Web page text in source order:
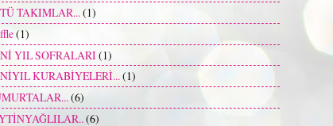
TAKIMLAR...(1)
(1)
YIL SOFRALARI(1)
KURABİYELERİ...(1)
(6)
(6)